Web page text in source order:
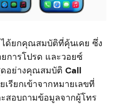
ด้ยกคุณสมบัติที่คุ้นเคย ซึ่ง
การโปรด และวอยซ์
ดอย่างคุณสมบัติ Call
เรียกเข้าจากหมายเลขที่
สอบถามข้อมูลจากผู้โทร